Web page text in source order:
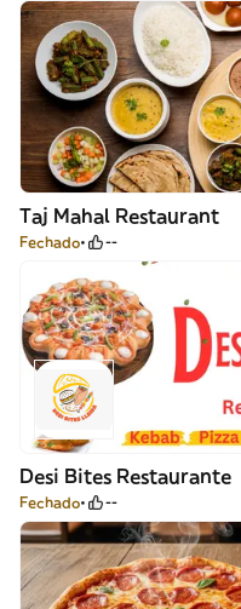
Taj Mahal Restaurant
Fechado --
Desi Bites Restaurante
Fechado --